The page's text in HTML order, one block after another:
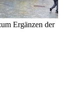
Ergänzen der